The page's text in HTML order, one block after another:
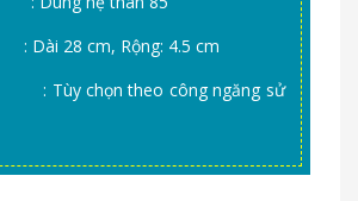
: Dài 28 cm, Rộng: 4.5 cm
chọn theo công ngăng sử